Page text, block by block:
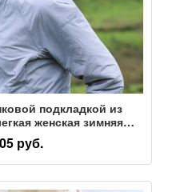
подкладкой из
женская зимняя
подкладкой,
куртка с капюшоном
руб.